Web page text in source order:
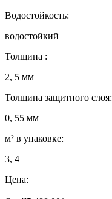
Водостойкость:
водостойкий
Толщина :
2, 5 мм
Толщина защитного слоя:
0, 55 мм
м² в упаковке:
3, 4
Цена: